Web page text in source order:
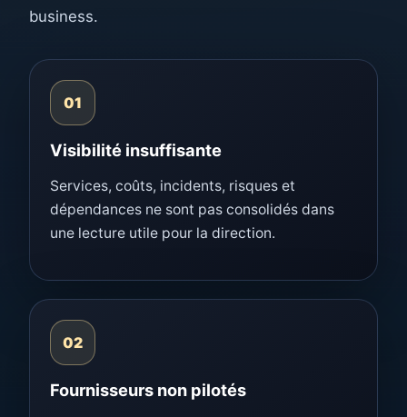
business.
01
Visibilité insuffisante
Services, coûts, incidents, risques et
dépendances ne sont pas consolidés dans
une lecture utile pour la direction.
02
Fournisseurs non pilotés